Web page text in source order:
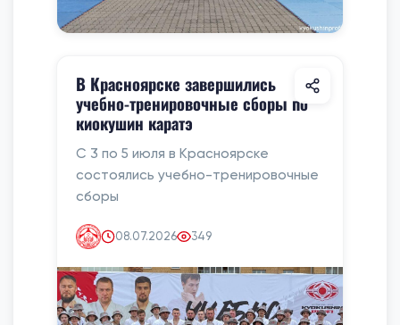
В Красноярске завершились
учебно-тренировочные сборы по
киокушин каратэ
С 3 по 5 июля в Красноярске
состоялись учебно-тренировочные
сборы
08.07.2026 349